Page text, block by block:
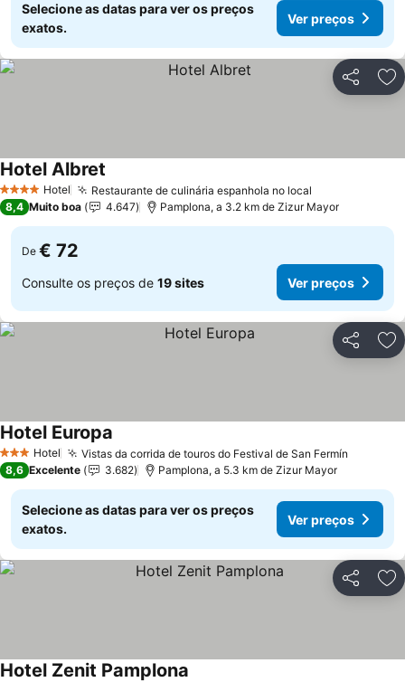
Selecione as datas para ver os preços
exatos.
Ver preços
Partilhar
4 EstrelasHotel Restaurante de culinária espanhola no local
Hotel Albret
8,4 Muito boa 4.647 Pamplona, a 3.2 km de Zizur Mayor
De € 72
Consulte os preços de 19 sites Ver preços
Partilhar
3 EstrelasHotel Vistas da corrida de touros do Festival de San Fermín
Hotel Europa
8,6 Excelente 3.682 Pamplona, a 5.3 km de Zizur Mayor
Selecione as datas para ver os preços
exatos.
Ver preços
Partilhar
Hotel Zenit Pamplona